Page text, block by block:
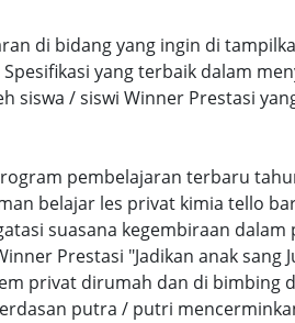
di bidang yang ingin di
yang terbaik dalam
siswa / siswi Winner Prestasi
pembelajaran terbaru
belajar les privat kimia tello
suasana kegembiraan
Prestasi "Jadikan anak sang
privat dirumah dan di bimbing
putra / putri